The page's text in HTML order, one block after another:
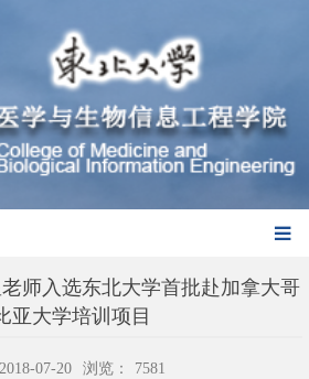
师入选东北大学首批赴加拿大哥
亚大学培训项目
07-20 浏览： 7581